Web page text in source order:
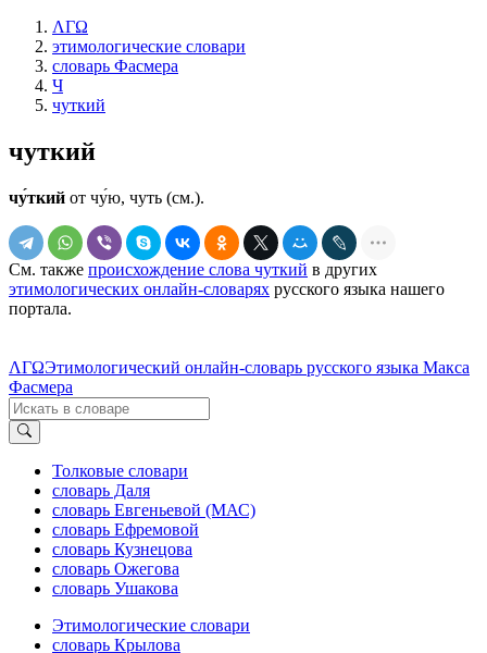
ΛΓΩ
этимологические словари
словарь Фасмера
Ч
чуткий
чуткий
чу́ткий от чу́ю, чуть (см.).
См. также происхождение слова чуткий в других
этимологических онлайн-словарях русского языка нашего
портала.
ΛΓΩЭтимологический онлайн-словарь русского языка Макса
Фасмера
Толковые словари
словарь Даля
словарь Евгеньевой (МАС)
словарь Ефремовой
словарь Кузнецова
словарь Ожегова
словарь Ушакова
Этимологические словари
словарь Крылова